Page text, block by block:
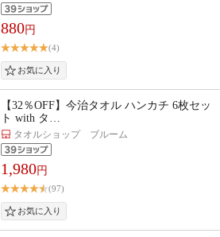
880円
(4)
【32％OFF】今治タオル ハンカチ 6枚セッ
ト with タ…
タオルショップ ブルーム
1,980円
(97)